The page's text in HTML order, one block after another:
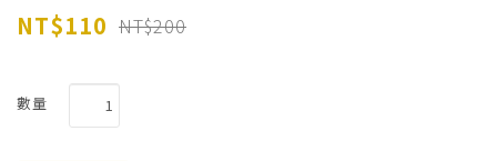
數量
NT$200
NT$110